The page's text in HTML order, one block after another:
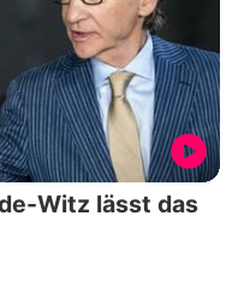
Witz lässt das